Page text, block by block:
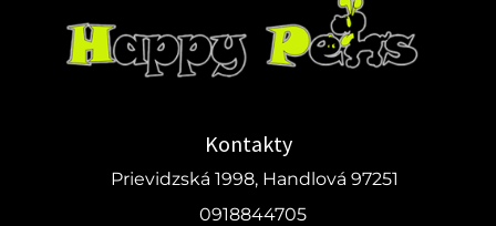
Kontakty
Prievidzská 1998, Handlová 97251
0918844705